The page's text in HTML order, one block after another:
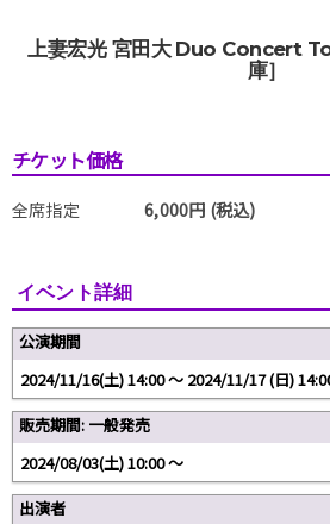
上妻宏光 宮田大 Duo Concert
庫］
チケット価格
全席指定 6,000円 (税込)
イベント詳細
公演期間
2024/11/16(土) 14:00 〜 2024/11/17 (日)
販売期間: 一般発売
2024/08/03(土) 10:00 〜
出演者